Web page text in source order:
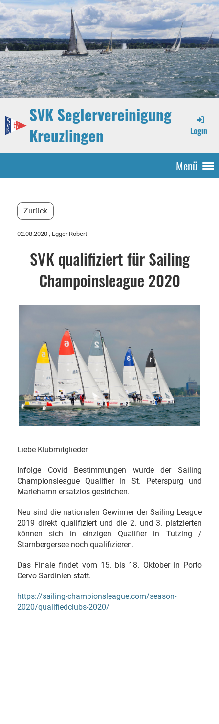
SVK Seglervereinigung
Kreuzlingen
Login
Menü
Zurück
02.08.2020 , Egger Robert
SVK qualifiziert für Sailing
Champoinsleague 2020
Liebe Klubmitglieder
Infolge Covid Bestimmungen wurde der Sailing
Championsleague Qualifier in St. Peterspurg und
Mariehamn ersatzlos gestrichen.
Neu sind die nationalen Gewinner der Sailing League
2019 direkt qualifiziert und die 2. und 3. platzierten
können sich in einzigen Qualifier in Tutzing /
Starnbergersee noch qualifizieren.
Das Finale findet vom 15. bis 18. Oktober in Porto
Cervo Sardinien statt.
https://sailing-championsleague.com/season-
2020/qualifiedclubs-2020/